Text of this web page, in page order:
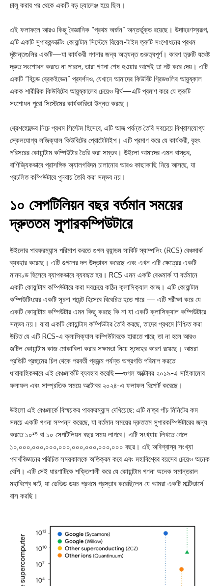
চালু করার পর থেকে একটি বড় চ্যালেঞ্জ হয়ে ছিল।
এই ফলাফলে আরও কিছু বৈজ্ঞানিক “প্রথম অর্জন” অন্তর্ভুক্ত রয়েছে। উদাহরণস্বরূপ,
এটি একটি সুপারকন্ডাক্টিং কোয়ান্টাম সিস্টেমে রিয়েল-টাইম ত্রুটি সংশোধনের প্রথম
দৃষ্টান্তগুলির একটি—যা কার্যকরী গণনার জন্য অত্যন্ত গুরুত্বপূর্ণ। কারণ ত্রুটি যথেষ্ট
দ্রুত সংশোধন করতে না পারলে, তারা গণনা শেষ হওয়ার আগেই তা নষ্ট করে দেয়। এটি
একটি “বিয়ন্ড ব্রেকইভেন” প্রদর্শনও, যেখানে আমাদের কিউবিট গ্রিডগুলির আয়ুষ্কাল
একক শারীরিক কিউবিটের আয়ুষ্কালের চেয়েও দীর্ঘ—এটি প্রমাণ করে যে ত্রুটি
সংশোধন পুরো সিস্টেমের কার্যকারিতা উন্নত করছে।
থ্রেশহোল্ডের নিচে প্রথম সিস্টেম হিসেবে, এটি আজ পর্যন্ত তৈরি সবচেয়ে বিশ্বাসযোগ্য
স্কেলযোগ্য লজিক্যাল কিউবিটের প্রোটোটাইপ। এটি প্রমাণ করে যে কার্যকরী, বৃহৎ
পরিসরের কোয়ান্টাম কম্পিউটার তৈরি করা সম্ভব। উইলো আমাদের এমন বাস্তব,
বাণিজ্যিকভাবে প্রাসঙ্গিক অ্যালগরিদম চালানোর আরও কাছাকাছি নিয়ে আসছে, যা
প্রচলিত কম্পিউটারে পুনরায় তৈরি করা সম্ভব নয়।
১০ সেপটিলিয়ন বছর বর্তমান সময়ের
দ্রুততম সুপারকম্পিউটারে
উইলোর পারফরম্যান্স পরিমাপ করতে গুগল র‍্যান্ডম সার্কিট স্যাম্পলিং (RCS) বেঞ্চমার্ক
ব্যবহার করেছে। এটি গুগলের দল উদ্ভাবন করেছে এবং এখন এটি ক্ষেত্রের একটি
মানদণ্ড হিসেবে ব্যাপকভাবে ব্যবহৃত হয়। RCS এমন একটি বেঞ্চমার্ক যা বর্তমানে
একটি কোয়ান্টাম কম্পিউটারে করা সবচেয়ে কঠিন ক্লাসিক্যাল কাজ। এটি কোয়ান্টাম
কম্পিউটিংয়ের একটি সূচনা পয়েন্ট হিসেবে বিবেচিত হতে পারে — এটি পরীক্ষা করে যে
একটি কোয়ান্টাম কম্পিউটার এমন কিছু করছে কি না যা একটি ক্লাসিক্যাল কম্পিউটারে
সম্ভব নয়। যারা একটি কোয়ান্টাম কম্পিউটার তৈরি করছে, তাদের প্রথমে নিশ্চিত করা
উচিত যে এটি RCS-এ ক্লাসিক্যাল কম্পিউটারকে হারাতে পারে; তা না হলে আরও
জটিল কোয়ান্টাম কাজ মোকাবিলা করার সক্ষমতা নিয়ে সন্দেহের কারণ রয়েছে। আমরা
প্রতিটি প্রজন্মের চিপ থেকে পরবর্তী প্রজন্ম পর্যন্ত অগ্রগতি পরিমাপ করতে
ধারাবাহিকভাবে এই বেঞ্চমার্কটি ব্যবহার করেছি—গুগল অক্টোবর ২০১৯-এ সাইকামোর
ফলাফল এবং সাম্প্রতিক সময়ে অক্টোবর ২০২৪-এ ফলাফল রিপোর্ট করেছে।
উইলো এই বেঞ্চমার্কে বিস্ময়কর পারফরম্যান্স দেখিয়েছে: এটি মাত্র পাঁচ মিনিটের কম
সময়ে একটি গণনা সম্পন্ন করেছে, যা বর্তমান সময়ের দ্রুততম সুপারকম্পিউটারের জন্য
করতে ১০²⁵ বা ১০ সেপটিলিয়ন বছর সময় লাগবে। এটি সংখ্যায় লিখতে গেলে
১০,০০০,০০০,০০০,০০০,০০০,০০০,০০০,০০০ বছর। এই অবিশ্বাস্য সংখ্যা
পদার্থবিজ্ঞানের পরিচিত সময়কালকে অতিক্রম করে এবং মহাবিশ্বের বয়সের চেয়েও অনেক
বেশি। এটি সেই ধারণাটিকে শক্তিশালী করে যে কোয়ান্টাম গণনা অনেক সমান্তরাল
মহাবিশ্বে ঘটে, যা ডেভিড ডয়চ প্রথমে প্রস্তাব করেছিলেন যে আমরা একটি মাল্টিভার্সে
বাস করছি।